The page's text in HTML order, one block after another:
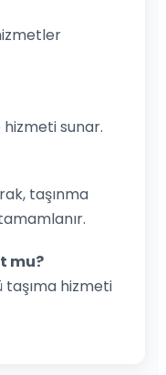
sunar.
taşınma
mu?
hizmeti